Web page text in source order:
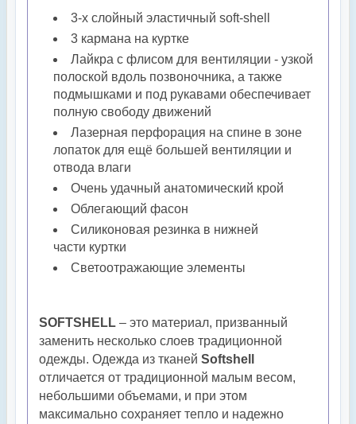
3-х слойный эластичный soft-shell
3 кармана на куртке
Лайкра с флисом для вентиляции - узкой
полоской вдоль позвоночника, а также
подмышками и под рукавами обеспечивает
полную свободу движений
Лазерная перфорация на спине в зоне
лопаток для ещё большей вентиляции и
отвода влаги
Очень удачный анатомический крой
Облегающий фасон
Силиконовая резинка в нижней
части куртки
Светоотражающие элементы
SOFTSHELL – это материал, призванный
заменить несколько слоев традиционной
одежды. Одежда из тканей Softshell
отличается от традиционной малым весом,
небольшими объемами, и при этом
максимально сохраняет тепло и надежно